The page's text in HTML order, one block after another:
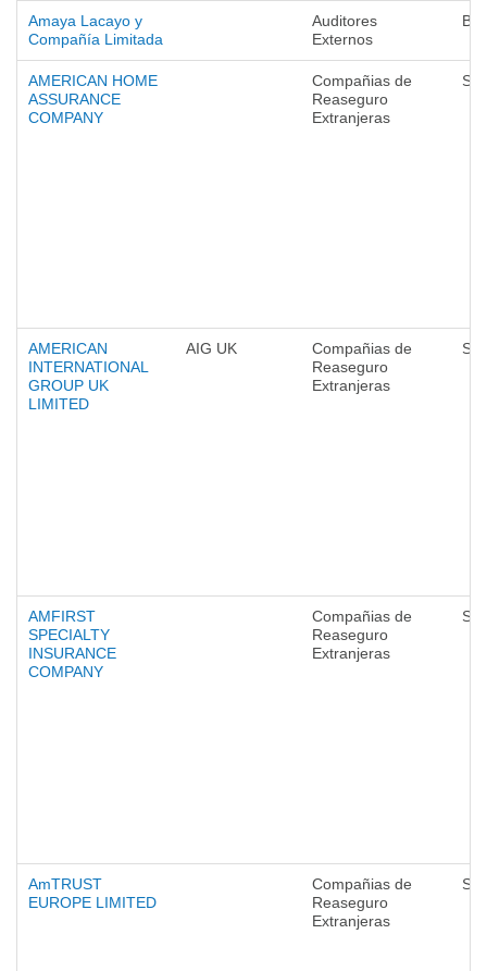
Amaya Lacayo y
Compañía Limitada
Auditores
Externos
AMERICAN HOME
ASSURANCE
COMPANY
Compañias de
Reaseguro
Extranjeras
AMERICAN
INTERNATIONAL
GROUP UK
LIMITED
AIG UK
Compañias de
Reaseguro
Extranjeras
AMFIRST
SPECIALTY
INSURANCE
COMPANY
Compañias de
Reaseguro
Extranjeras
AmTRUST
EUROPE LIMITED
Compañias de
Reaseguro
Extranjeras